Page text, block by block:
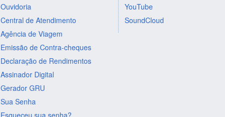
Ouvidoria
Central de Atendimento
Agência de Viagem
Emissão de Contra-cheques
Declaração de Rendimentos
Assinador Digital
Gerador GRU
Sua Senha
Esqueceu sua senha?
YouTube
SoundCloud